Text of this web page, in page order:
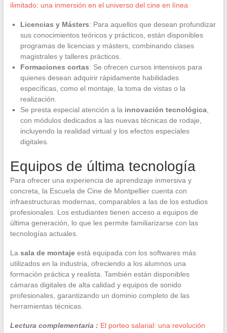
ilimitado: una inmersión en el universo del cine en línea
Licencias y Másters: Para aquellos que desean profundizar
sus conocimientos teóricos y prácticos, están disponibles
programas de licencias y másters, combinando clases
magistrales y talleres prácticos.
Formaciones cortas: Se ofrecen cursos intensivos para
quienes desean adquirir rápidamente habilidades
específicas, como el montaje, la toma de vistas o la
realización.
Se presta especial atención a la innovación tecnológica,
con módulos dedicados a las nuevas técnicas de rodaje,
incluyendo la realidad virtual y los efectos especiales
digitales.
Equipos de última tecnología
Para ofrecer una experiencia de aprendizaje inmersiva y
concreta, la Escuela de Cine de Montpellier cuenta con
infraestructuras modernas, comparables a las de los estudios
profesionales. Los estudiantes tienen acceso a equipos de
última generación, lo que les permite familiarizarse con las
tecnologías actuales.
La sala de montajeestá equipada con los softwares más
utilizados en la industria, ofreciendo a los alumnos una
formación práctica y realista. También están disponibles
cámaras digitales de alta calidad y equipos de sonido
profesionales, garantizando un dominio completo de las
herramientas técnicas.
Lectura complementaria : El porteo salarial: una revolución